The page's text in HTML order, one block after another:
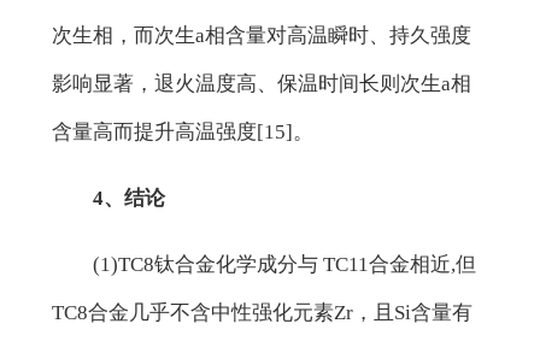
次生相，而次生a相含量对高温瞬时、持久强度
影响显著，退火温度高、保温时间长则次生a相
含量高而提升高温强度[15]。
4、结论
(1)TC8钛合金化学成分与 TC11合金相近,但
TC8合金几乎不含中性强化元素Zr，且Si含量有